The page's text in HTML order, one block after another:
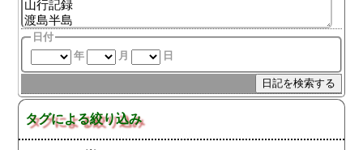
日付
年
月 日
タグによる絞り込み